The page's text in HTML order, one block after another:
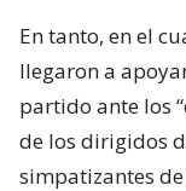
En tanto, en el
llegaron a
partido ante los
de los dirigidos
simpatizantes de